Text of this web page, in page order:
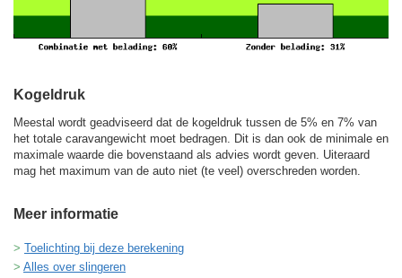
Kogeldruk
Meestal wordt geadviseerd dat de kogeldruk tussen de 5% en 7% van
het totale caravangewicht moet bedragen. Dit is dan ook de minimale en
maximale waarde die bovenstaand als advies wordt geven. Uiteraard
mag het maximum van de auto niet (te veel) overschreden worden.
Meer informatie
Toelichting bij deze berekening
Alles over slingeren